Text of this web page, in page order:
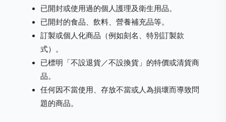
已開封或使用過的個人護理及衛生用品。
已開封的食品、飲料、營養補充品等。
訂製或個人化商品（例如刻名、特別訂製款
式）。
已標明「不設退貨／不設換貨」的特價或清貨商
品。
任何因不當使用、存放不當或人為損壞而導致問
題的商品。